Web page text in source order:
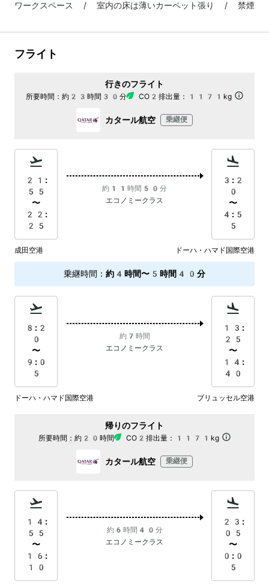
ワークスペース / 室内の床は薄いカーペット張り / 禁煙
フライト
行きのフライト
所要時間： 約23時間30分 CO2排出量： 1171kg
カタール航空 乗継便
21:
55
〜
22:
25
約11時間50分
エコノミークラス
3:2
0
〜
4:5
5
成田空港 ドーハ・ハマド国際空港
乗継時間 ： 約4時間〜5時間40分
8:2
0
〜
9:0
5
約7時間
エコノミークラス
13:
25
〜
14:
40
ドーハ・ハマド国際空港 ブリュッセル空港
帰りのフライト
所要時間： 約20時間 CO2排出量： 1171kg
カタール航空 乗継便
14:
55
〜
16:
10
約6時間40分
エコノミークラス
23:
05
〜
0:0
5